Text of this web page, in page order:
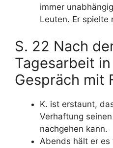
immer
Leuten. Er spielte
S. 22 Nach
Tagesarbeit
Gespräch mit
K. ist erstaunt,
Verhaftung
nachgehen kann.
Abends hält er es